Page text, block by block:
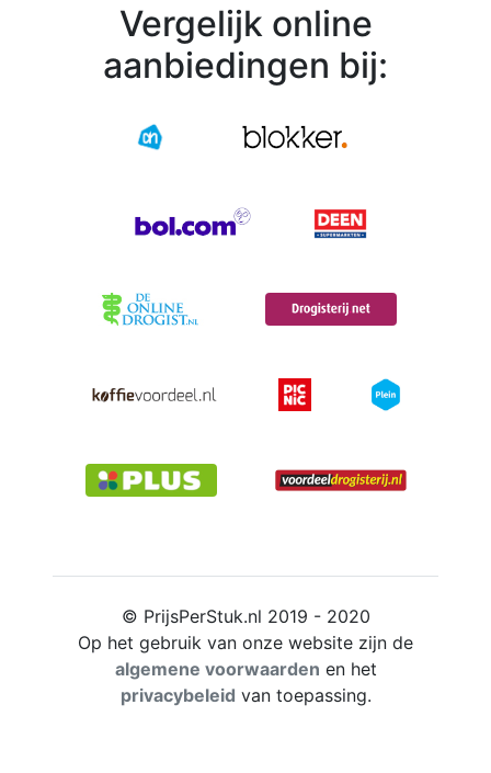
Vergelijk online
aanbiedingen bij:
© PrijsPerStuk.nl 2019 - 2020
Op het gebruik van onze website zijn de
algemene voorwaarden en het
privacybeleid van toepassing.